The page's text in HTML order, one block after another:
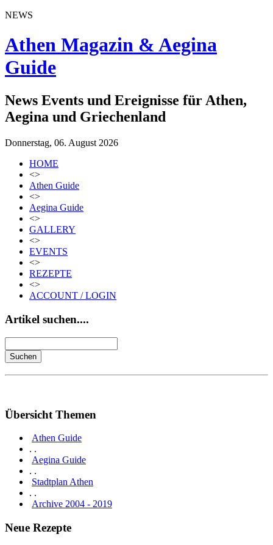
NEWS
Athen Magazin & Aegina
Guide
News Events und Ereignisse für Athen,
Aegina und Griechenland
Donnerstag, 06. August 2026
HOME
<>
Athen Guide
<>
Aegina Guide
<>
GALLERY
<>
EVENTS
<>
REZEPTE
<>
ACCOUNT / LOGIN
Artikel suchen....
Übersicht Themen
Athen Guide
. .
Aegina Guide
. .
Stadtplan Athen
. .
Archive 2004 - 2019
Neue Rezepte